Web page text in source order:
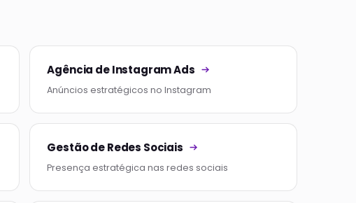
Agência de Instagram Ads
Anúncios estratégicos no Instagram
Gestão de Redes Sociais
Presença estratégica nas redes sociais